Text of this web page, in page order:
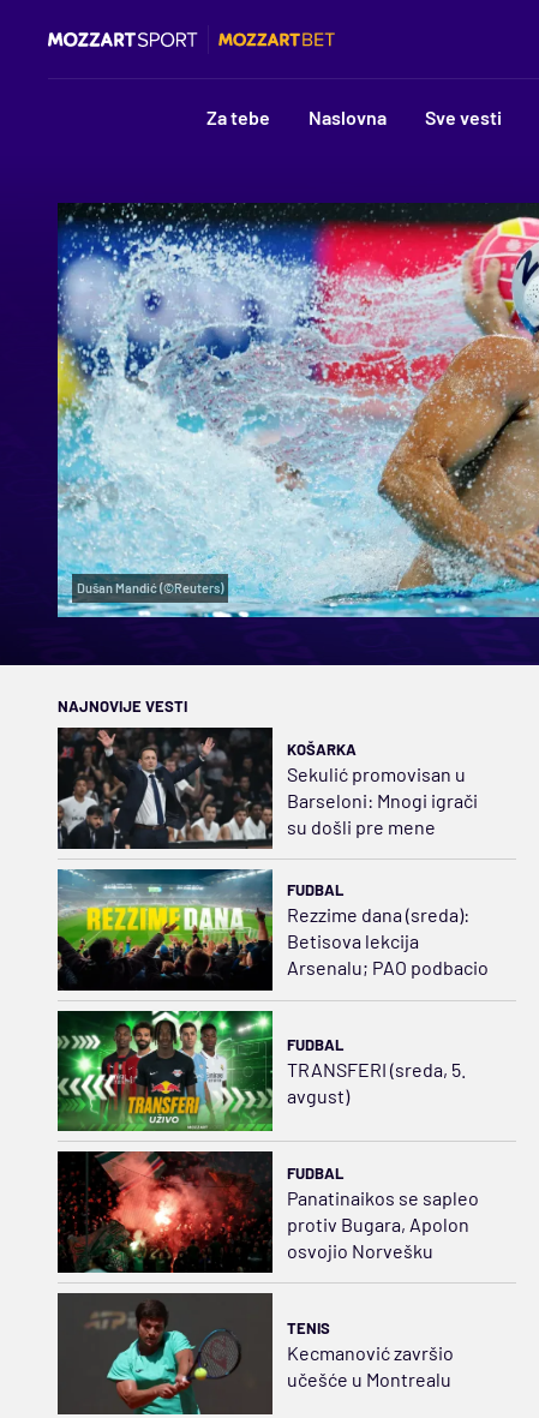
Za tebe Naslovna Sve vesti
Dušan Mandić (©Reuters)
NAJNOVIJE VESTI
KOŠARKA
Sekulić promovisan u
Barseloni: Mnogi igrači
su došli pre mene
FUDBAL
Rezzime dana (sreda):
Betisova lekcija
Arsenalu; PAO podbacio
FUDBAL
TRANSFERI (sreda, 5.
avgust)
FUDBAL
Panatinaikos se sapleo
protiv Bugara, Apolon
osvojio Norvešku
TENIS
Kecmanović završio
učešće u Montrealu